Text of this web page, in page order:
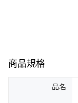
商品規格
品名